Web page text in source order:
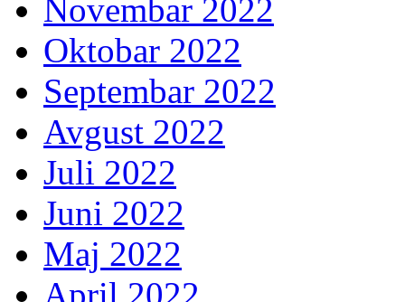
Novembar 2022
Oktobar 2022
Septembar 2022
Avgust 2022
Juli 2022
Juni 2022
Maj 2022